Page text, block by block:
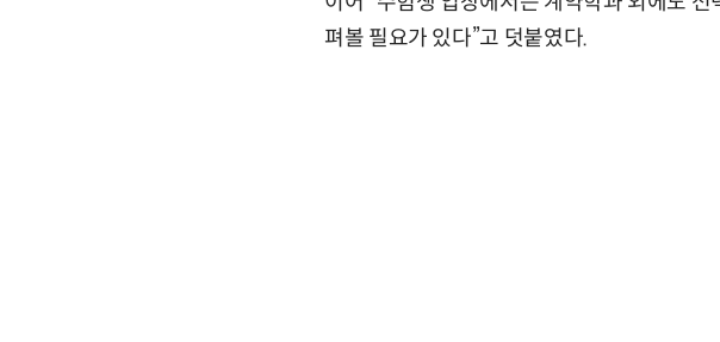
펴볼 필요가 있다”고 덧붙였다.